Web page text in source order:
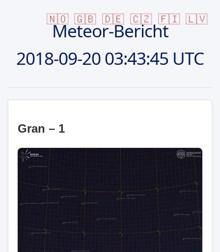
🇳🇴 🇬🇧 🇩🇪 🇨🇿 🇫🇮 🇱🇻
Meteor-Bericht
2018-09-2003:43:45 UTC
Gran – 1